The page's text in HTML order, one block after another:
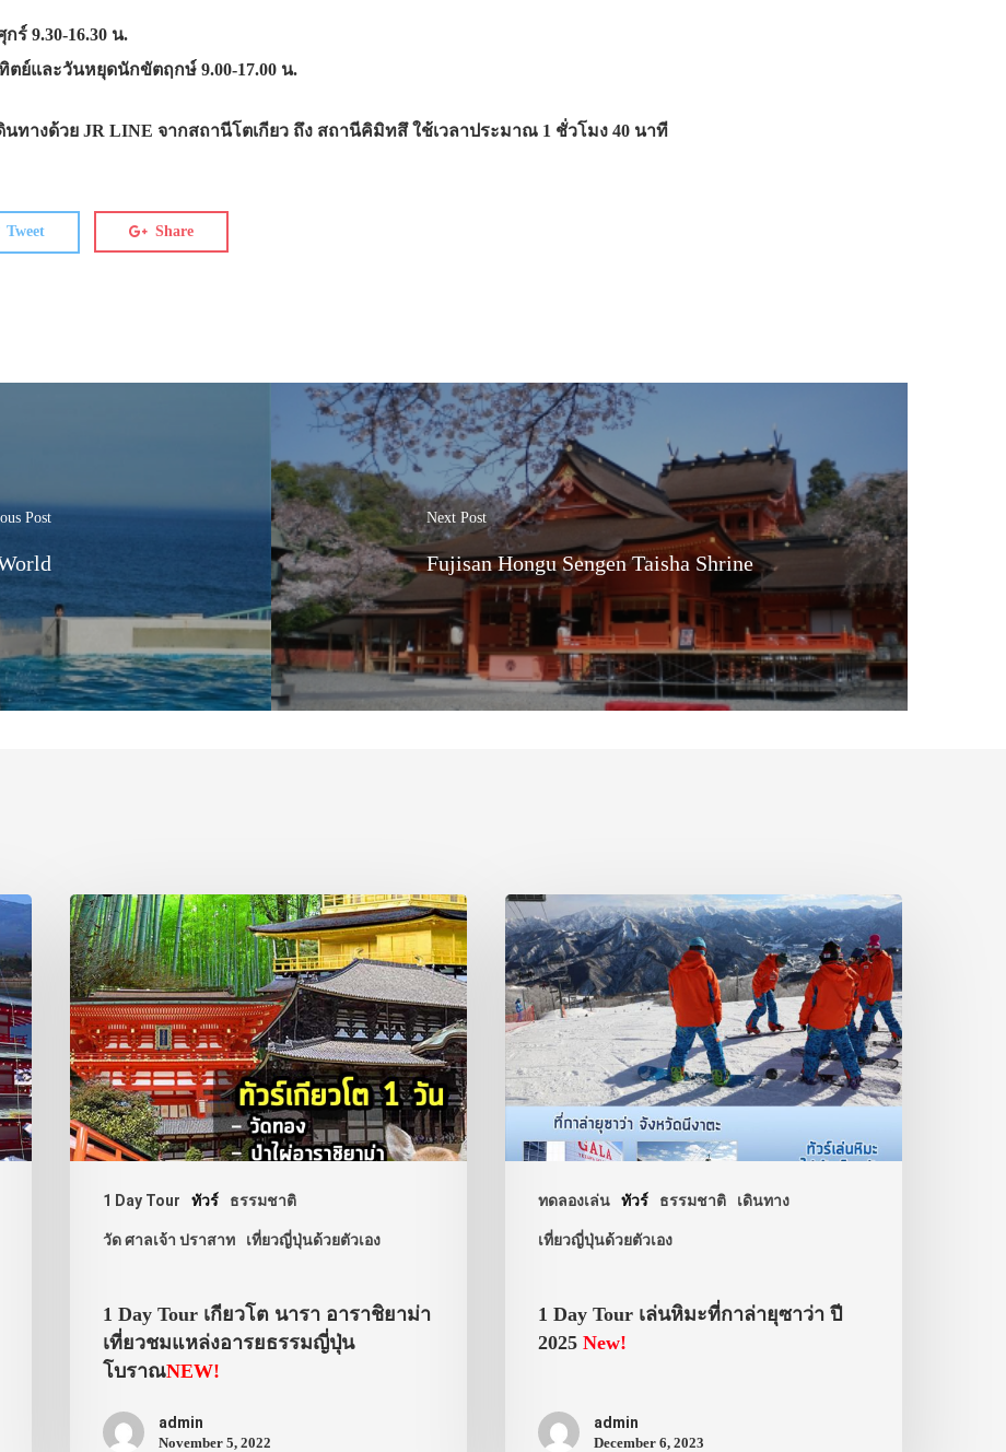
ร์ 9.30-16.30 น.
วันหยุดนักขัตฤกษ์ 9.00-17.00 น.
นทางด้วย JR LINE จากสถานีโตเกียว ถึง สถานีคิมิทสึ ใช้เวลาประมาณ 1 ชั่วโมง 40 นาที
Tweet Share
Post Next Post
Fujisan Hongu Sengen Taisha Shrine
1 Day Tour ทัวร์ ธรรมชาติ
วัด ศาลเจ้า ปราสาท เที่ยวญี่ปุ่นด้วยตัวเอง
1 Day Tour เกียวโต นารา อาราชิยาม่า
เที่ยวชมแหล่งอารยธรรมญี่ปุ่น
โบราณNEW!
admin
November 5, 2022
ทดลองเล่น ทัวร์ ธรรมชาติ เดินทาง
เที่ยวญี่ปุ่นด้วยตัวเอง
1 Day Tour เล่นหิมะที่กาล่ายุซาว่า ปี
2025New!
admin
December 6, 2023